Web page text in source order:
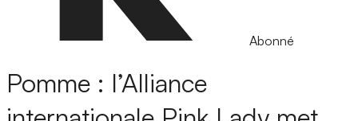
Abonné
Pomme : l’Alliance